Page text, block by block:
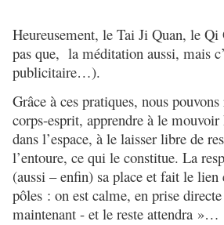
Heureusement, le Tai Ji Quan, le
pas que, la méditation aussi, mais
publicitaire…).
Grâce à ces pratiques, nous
corps-esprit, apprendre à le
dans l’espace, à le laisser libre de
l’entoure, ce qui le constitue. La
(aussi – enfin) sa place et fait le lien
pôles : on est calme, en prise
maintenant - et le reste attendra »…